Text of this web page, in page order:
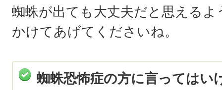
蜘蛛が出ても大丈夫だと思える
かけてあげてくださいね。
蜘蛛恐怖症の方に言ってはい